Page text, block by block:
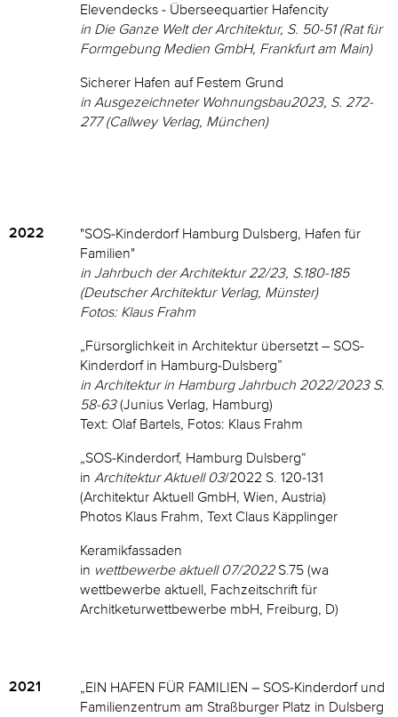
Elevendecks - Überseequartier Hafencity
in Die Ganze Welt der Architektur, S. 50-51 (Rat für
Formgebung Medien GmbH, Frankfurt am Main)
Sicherer Hafen auf Festem Grund
in Ausgezeichneter Wohnungsbau2023, S. 272-
277(Callwey Verlag, München)
2022
"SOS-Kinderdorf Hamburg Dulsberg, Hafen für
Familien"
in Jahrbuch der Architektur 22/23, S.180-185
(Deutscher Architektur Verlag, Münster)
Fotos: Klaus Frahm
„Fürsorglichkeit in Architektur übersetzt – SOS-
Kinderdorf in Hamburg-Dulsberg”
in Architektur in Hamburg Jahrbuch 2022/2023 S.
58-63(Junius Verlag, Hamburg)
Text: Olaf Bartels, Fotos: Klaus Frahm
„SOS-Kinderdorf, Hamburg Dulsberg“
in Architektur Aktuell 03/2022 S. 120-131
(Architektur Aktuell GmbH, Wien, Austria)
Photos Klaus Frahm, Text Claus Käpplinger
Keramikfassaden
in wettbewerbe aktuell 07/2022S.75 (wa
wettbewerbe aktuell, Fachzeitschrift für
Architketurwettbewerbe mbH, Freiburg, D)
2021
„EIN HAFEN FÜR FAMILIEN – SOS-Kinderdorf und
Familienzentrum am Straßburger Platz in Dulsberg